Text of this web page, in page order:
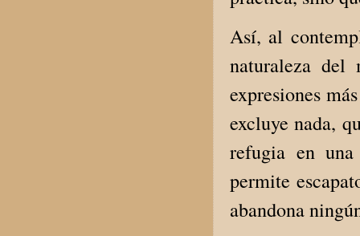
Así, al
naturaleza del
expresiones
excluye nada,
refugia en una
permite
abandona